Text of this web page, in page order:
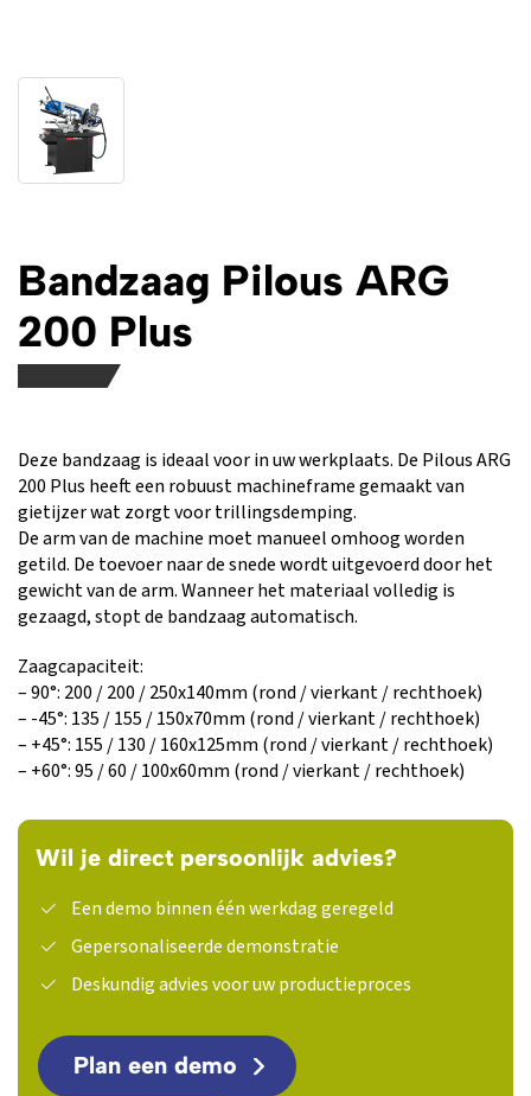
Bandzaag Pilous ARG
200 Plus
Deze bandzaag is ideaal voor in uw werkplaats. De Pilous ARG
200 Plus heeft een robuust machineframe gemaakt van
gietijzer wat zorgt voor trillingsdemping.
De arm van de machine moet manueel omhoog worden
getild. De toevoer naar de snede wordt uitgevoerd door het
gewicht van de arm. Wanneer het materiaal volledig is
gezaagd, stopt de bandzaag automatisch.
Zaagcapaciteit:
– 90°: 200 / 200 / 250x140mm (rond / vierkant / rechthoek)
– -45°: 135 / 155 / 150x70mm (rond / vierkant / rechthoek)
– +45°: 155 / 130 / 160x125mm (rond / vierkant / rechthoek)
– +60°: 95 / 60 / 100x60mm (rond / vierkant / rechthoek)
Wil je direct persoonlijk advies?
Een demo binnen één werkdag geregeld
Gepersonaliseerde demonstratie
Deskundig advies voor uw productieproces
Plan een demo